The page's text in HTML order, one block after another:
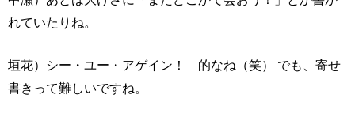
れていたりね。
垣花）シー・ユー・アゲイン！ 的なね（笑） でも、寄せ
書きって難しいですね。